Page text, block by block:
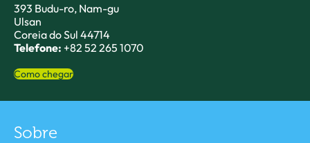
393 Budu-ro, Nam-gu
Ulsan
Coreia do Sul 44714
Telefone: +82 52 265 1070
Como chegar
Sobre